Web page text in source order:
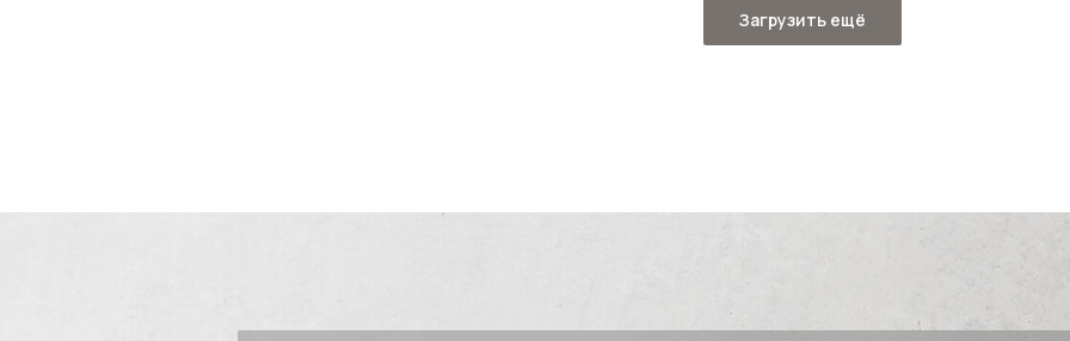
Загрузить ещё